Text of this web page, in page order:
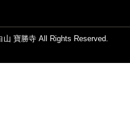
寶勝寺 All Rights Reserved.